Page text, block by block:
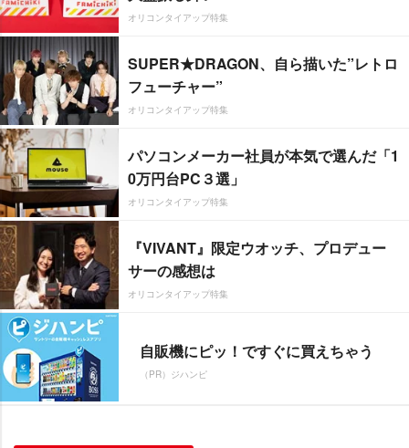
オリコンタイアップ特集
SUPER★DRAGON、自ら描いた”レトロ
フューチャー”
オリコンタイアップ特集
パソコンメーカー社員が本気で選んだ「1
0万円台PC３選」
オリコンタイアップ特集
『VIVANT』限定ウオッチ、プロデュー
サーの感想は
オリコンタイアップ特集
自販機にピッ！ですぐに買えちゃう
（PR）ジハンピ